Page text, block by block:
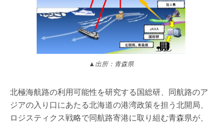
▲出所：青森県
北極海航路の利用可能性を研究する国総研、同航路のア
ジアの入り口にあたる北海道の港湾政策を担う北開局、
ロジスティクス戦略で同航路寄港に取り組む青森県が、